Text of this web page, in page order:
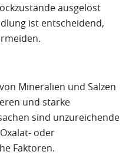
ausgelöst
ist entscheidend,
Mineralien und Salzen
und starke
sind unzureichende
oder
Faktoren.